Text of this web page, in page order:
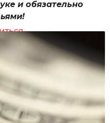
и обязательно